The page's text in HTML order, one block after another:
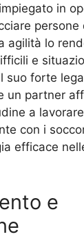
in
persone
agilità lo
e
suo forte
un partner
a
con i
efficace
e